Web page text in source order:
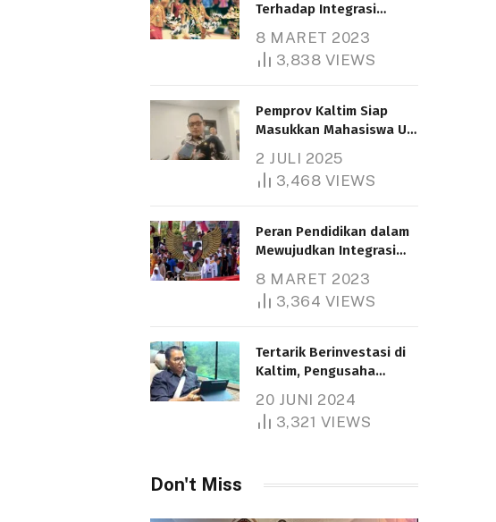
Terhadap Integrasi
8 MARET 2023
3,838 VIEWS
Pemprov Kaltim Siap
Masukkan Mahasiswa UT
Bantuan Pendidikan
Gratispol
2 JULI 2025
3,468 VIEWS
Peran Pendidikan dalam
Mewujudkan Integrasi
8 MARET 2023
3,364 VIEWS
Tertarik Berinvestasi di
Kaltim, Pengusaha
1.000 Hektare
20 JUNI 2024
3,321 VIEWS
Don't Miss